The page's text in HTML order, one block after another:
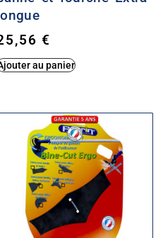
€
au panier